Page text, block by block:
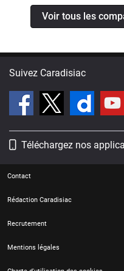
Voir tous les
Suivez Caradisiac
Téléchargez nos
Contact
Rédaction Caradisiac
Recrutement
Mentions légales